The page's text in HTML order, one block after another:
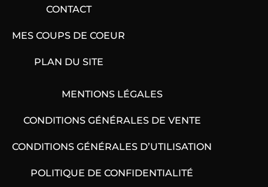
CONTACT
MES COUPS DE COEUR
PLAN DU SITE
MENTIONS LÉGALES
CONDITIONS GÉNÉRALES DE VENTE
CONDITIONS GÉNÉRALES D’UTILISATION
POLITIQUE DE CONFIDENTIALITÉ